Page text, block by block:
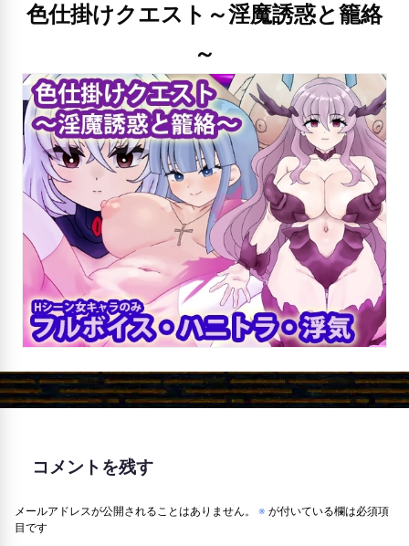
色仕掛けクエスト～淫魔誘惑と籠絡
～
コメントを残す
メールアドレスが公開されることはありません。 ※ が付いている欄は必須項
目です